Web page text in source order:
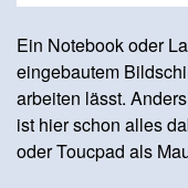
Ein Notebook oder
eingebautem
arbeiten lässt.
ist hier schon alles
oder Toucpad als